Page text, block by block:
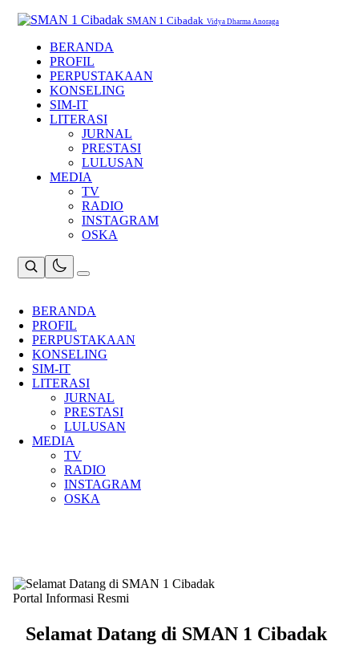
SMAN 1 Cibadak Vidya Dharma Anoraga
BERANDA
PROFIL
PERPUSTAKAAN
KONSELING
SIM-IT
LITERASI
JURNAL
PRESTASI
LULUSAN
MEDIA
TV
RADIO
INSTAGRAM
OSKA
BERANDA
PROFIL
PERPUSTAKAAN
KONSELING
SIM-IT
LITERASI
JURNAL
PRESTASI
LULUSAN
MEDIA
TV
RADIO
INSTAGRAM
OSKA
Portal Informasi Resmi
Selamat Datang di SMAN 1 Cibadak